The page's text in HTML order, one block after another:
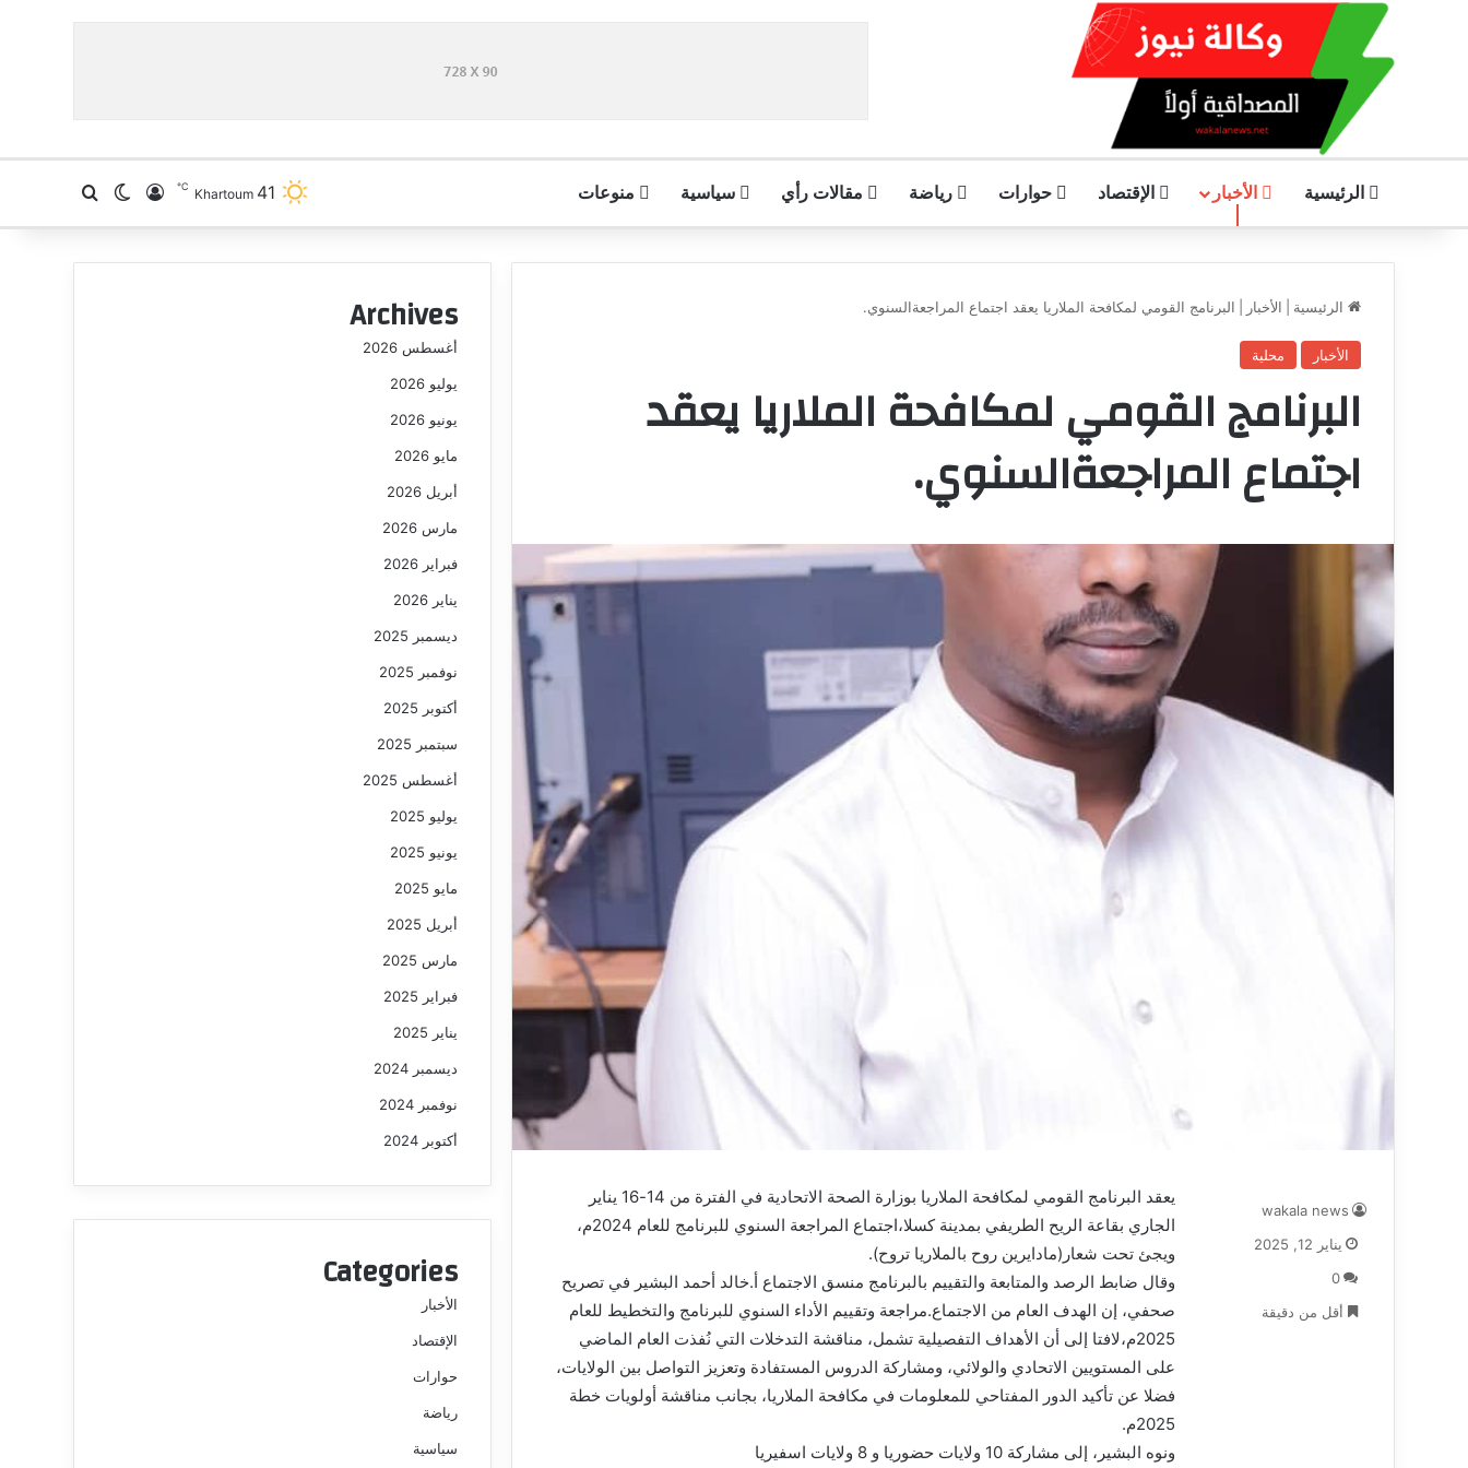
الرئيسية الأخبار الإقتصاد حوارات رياضة مقالات رأي سياسية منوعات Khartoum 41
℃ تسجيل الدخول
الوضع المظلم
الرئيسية الأخبار البرنامج القومي لمكافحة الملاريا يعقد اجتماع المراجعةالسنوي.
الأخبار محلية
البرنامج القومي لمكافحة الملاريا يعقد
اجتماع المراجعةالسنوي.
يعقد البرنامج القومي لمكافحة الملاريا بوزارة الصحة الاتحادية في الفترة من 14-16 يناير
الجاري بقاعة الريح الطريفي بمدينة كسلا،اجتماع المراجعة السنوي للبرنامج للعام 2024م،
ويجئ تحت شعار(مادايرين روح بالملاريا تروح).
وقال ضابط الرصد والمتابعة والتقييم بالبرنامج منسق الاجتماع أ.خالد أحمد البشير في تصريح
صحفي، إن الهدف العام من الاجتماع.مراجعة وتقييم الأداء السنوي للبرنامج والتخطيط للعام
2025م،لافتا إلى أن الأهداف التفصيلية تشمل، مناقشة التدخلات التي نُفذت العام الماضي
على المستويين الاتحادي والولائي، ومشاركة الدروس المستفادة وتعزيز التواصل بين الولايات،
فضلا عن تأكيد الدور المفتاحي للمعلومات في مكافحة الملاريا، بجانب مناقشة أولويات خطة
2025م.
ونوه البشير، إلى مشاركة 10 ولايات حضوريا و 8 ولايات اسفيريا
wakala news
يناير 12, 2025
0
أقل من دقيقة
تختتم مؤتمرها العلمي بالخرطوم
Archives
أغسطس 2026
يوليو 2026
يونيو 2026
مايو 2026
أبريل 2026
مارس 2026
فبراير 2026
يناير 2026
ديسمبر 2025
نوفمبر 2025
أكتوبر 2025
سبتمبر 2025
أغسطس 2025
يوليو 2025
يونيو 2025
مايو 2025
أبريل 2025
مارس 2025
فبراير 2025
يناير 2025
ديسمبر 2024
نوفمبر 2024
أكتوبر 2024
Categories
الأخبار
الإقتصاد
حوارات
رياضة
سياسية